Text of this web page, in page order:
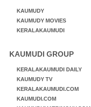
KAUMUDY
KAUMUDY MOVIES
KERALAKAUMUDI
KAUMUDI GROUP
KERALAKAUMUDI DAILY
KAUMUDY TV
KERALAKAUMUDI.COM
KAUMUDI.COM